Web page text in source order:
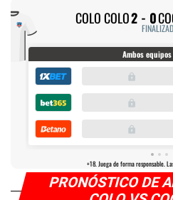
PRONÓSTICO DE